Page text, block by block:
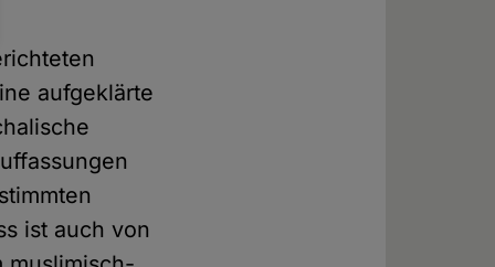
aufgeklärte
ist auch von